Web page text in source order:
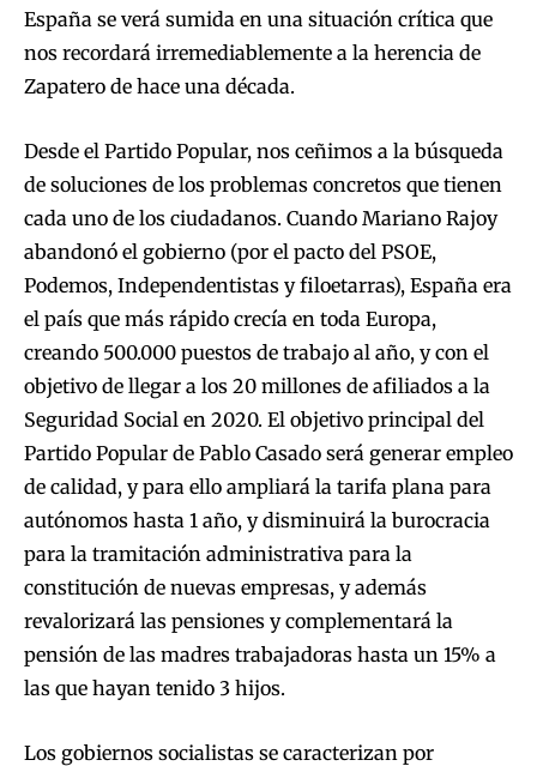
España se verá sumida en una situación crítica que
nos recordará irremediablemente a la herencia de
Zapatero de hace una década.
Desde el Partido Popular, nos ceñimos a la búsqueda
de soluciones de los problemas concretos que tienen
cada uno de los ciudadanos. Cuando Mariano Rajoy
abandonó el gobierno (por el pacto del PSOE,
Podemos, Independentistas y filoetarras), España era
el país que más rápido crecía en toda Europa,
creando 500.000 puestos de trabajo al año, y con el
objetivo de llegar a los 20 millones de afiliados a la
Seguridad Social en 2020. El objetivo principal del
Partido Popular de Pablo Casado será generar empleo
de calidad, y para ello ampliará la tarifa plana para
autónomos hasta 1 año, y disminuirá la burocracia
para la tramitación administrativa para la
constitución de nuevas empresas, y además
revalorizará las pensiones y complementará la
pensión de las madres trabajadoras hasta un 15% a
las que hayan tenido 3 hijos.
Los gobiernos socialistas se caracterizan por